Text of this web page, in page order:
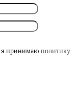
я принимаю политику